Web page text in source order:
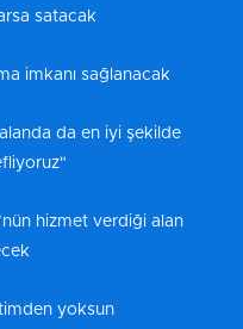
satacak
imkanı sağlanacak
da en iyi şekilde
hizmet verdiği alan
yoksun